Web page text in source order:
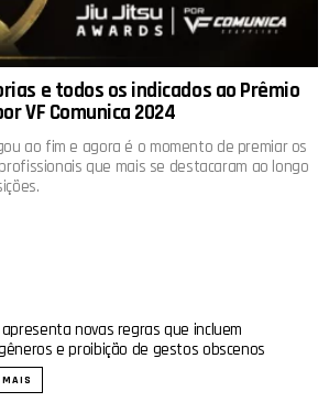
e todos os indicados ao Prêmio
VF Comunica 2024
ao fim e agora é o momento de premiar os
que mais se destacaram ao longo
novas regras que incluem
e proibição de gestos obscenos